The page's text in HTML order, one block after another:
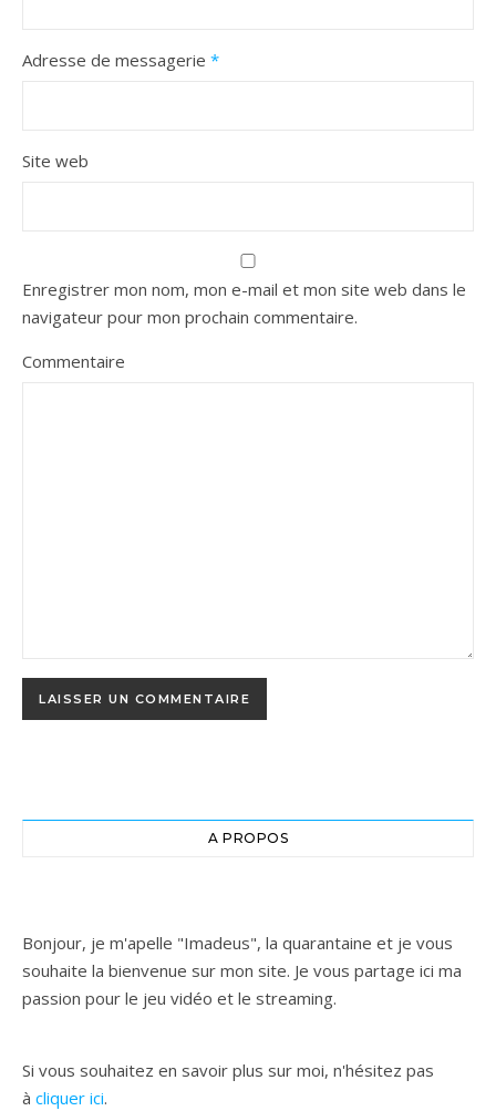
Adresse de messagerie *
Site web
Enregistrer mon nom, mon e-mail et mon site web dans le
navigateur pour mon prochain commentaire.
Commentaire
A PROPOS
Bonjour, je m'apelle "Imadeus", la quarantaine et je vous
souhaite la bienvenue sur mon site. Je vous partage ici ma
passion pour le jeu vidéo et le streaming.
Si vous souhaitez en savoir plus sur moi, n'hésitez pas
à cliquer ici.